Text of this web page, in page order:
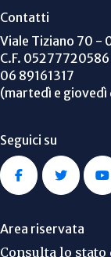
Contatti
Viale Tiziano 70 -
C.F.
06 89161317
(martedì e giovedì
Seguici su
Area riservata
Consulta lo